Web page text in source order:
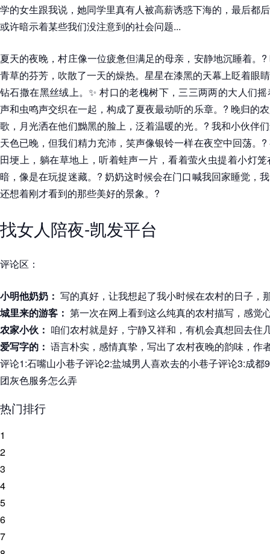
学的女生跟我说，她同学里真有人被高薪诱惑下海的，最后都
或许暗示着某些我们没注意到的社会问题...
夏天的夜晚，村庄像一位疲惫但满足的母亲，安静地沉睡着。
青草的芬芳，吹散了一天的燥热。星星在漆黑的天幕上眨着眼
钻石撒在黑丝绒上。✨ 村口的老槐树下，三三两两的大人们
声和虫鸣声交织在一起，构成了夏夜最动听的乐章。? 晚归的
歌，月光洒在他们黝黑的脸上，泛着温暖的光。? 我和小伙伴
天色已晚，但我们精力充沛，笑声像银铃一样在夜空中回荡。
田埂上，躺在草地上，听着蛙声一片，看着萤火虫提着小灯
暗，像是在玩捉迷藏。? 奶奶这时候会在门口喊我回家睡觉，
还想着刚才看到的那些美好的景象。?
找女人陪夜-凯发平台
评论区：
小明他奶奶： 写的真好，让我想起了我小时候在农村的日子，
城里来的游客： 第一次在网上看到这么纯真的农村描写，感觉
农家小伙： 咱们农村就是好，宁静又祥和，有机会真想回去住
爱写字的： 语言朴实，感情真挚，写出了农村夜晚的韵味，作
评论1:石嘴山小巷子评论2:盐城男人喜欢去的小巷子评论3:成都
团灰色服务怎么弄
热门排行
1
2
3
4
5
6
7